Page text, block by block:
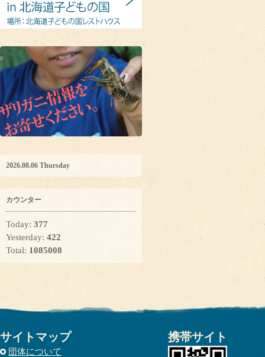
2026.08.06 Thursday
カウンター
Today: 377
Yesterday: 422
Total: 1085008
サイトマップ
団体について
携帯サイト